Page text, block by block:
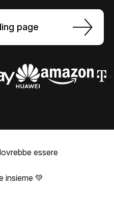
page
essere
insieme 💚